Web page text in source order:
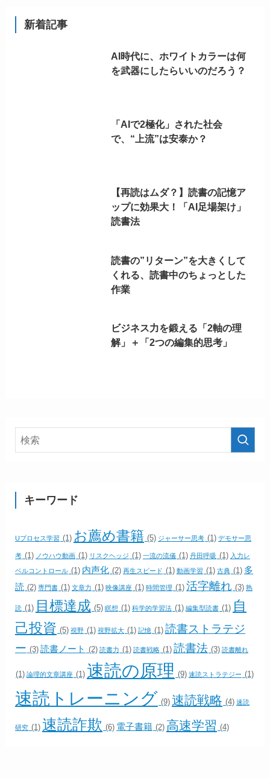
新着記事
AI時代に、ホワイトカラーは何
を武器にしたらいいのだろう？
「AIで2極化」された社会
で、“上流”は安泰か？
【再読はムダ？】読書の記憶ア
ップに効果大！「AI足場架け」
読書法
読書の”リターン”を大きくして
くれる、読書中のちょっとした
作業
ビジネス力を鍛える「2軸の理
解」＋「2つの編集的思考」
キーワード
Uプロセス学習 (1) お薦め書籍 (5) ジャーサー思考 (1) デモサー思
考 (1) ノウハウ動画 (1) リスクヘッジ (1) 一流の流儀 (1) 丹田呼吸 (1) 入力レ
ベルコントロール (1) 内声化 (2) 再生スピード (1) 動画学習 (1) 古典 (1) 多
読 (2) 専門書 (1) 文章力 (1) 映像講座 (1) 時間管理 (1) 活字離れ (3) 熟
読 (1) 目標達成 (5) 瞑想 (1) 科学的学習法 (1) 編集型読書 (1) 自
己投資 (5) 視野 (1) 視野拡大 (1) 記憶 (1) 読書ストラテジ
ー (3) 読書ノート (2) 読書力 (1) 読書戦略 (1) 読書法 (3) 読書離れ
(1) 論理的文章講座 (1) 速読の原理 (9) 速読ストラテジー (1)
速読トレーニング (9) 速読戦略 (4) 速読
研究 (1) 速読詐欺 (6) 電子書籍 (2) 高速学習 (4)